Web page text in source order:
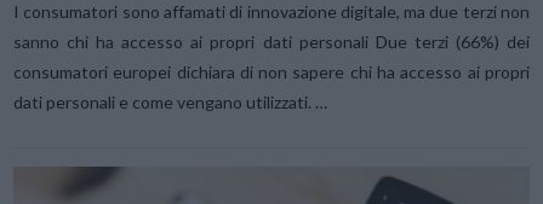
I consumatori sono affamati di innovazione digitale, ma due terzi non
sanno chi ha accesso ai propri dati personali Due terzi (66%) dei
consumatori europei dichiara di non sapere chi ha accesso ai propri
dati personali e come vengano utilizzati. …